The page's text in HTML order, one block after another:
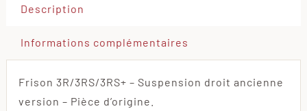
Description
Informations complémentaires
Frison 3R/3RS/3RS+ – Suspension droit ancienne
version – Pièce d’origine.